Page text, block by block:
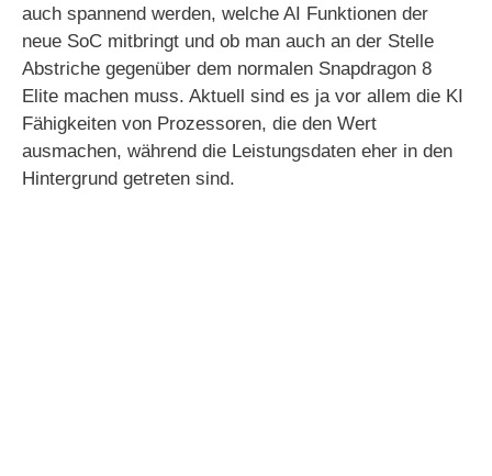
auch spannend werden, welche AI Funktionen der
neue SoC mitbringt und ob man auch an der Stelle
Abstriche gegenüber dem normalen Snapdragon 8
Elite machen muss. Aktuell sind es ja vor allem die KI
Fähigkeiten von Prozessoren, die den Wert
ausmachen, während die Leistungsdaten eher in den
Hintergrund getreten sind.